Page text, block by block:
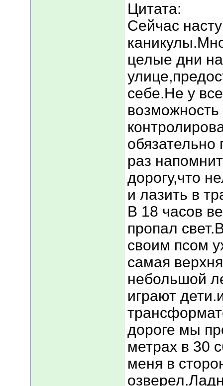
Цитата:
Сейчас
целые дни на
себе.Не у
возможность
раз
дорогу,что
и лазить в
В 18 часов
пропал
своим псом
самая
небольшой
играют
дороге мы
метрах в 30
меня в